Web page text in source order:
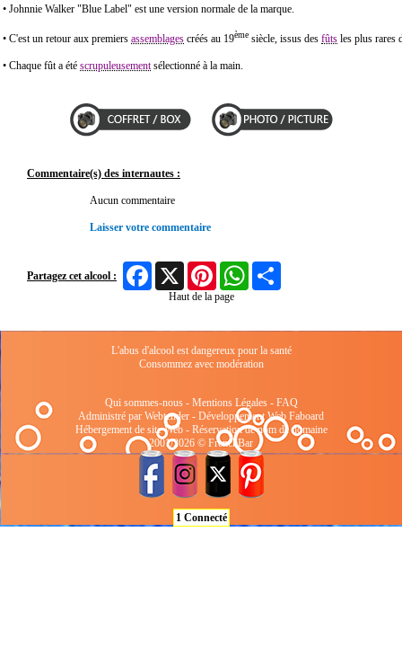
• Johnnie Walker "Blue Label" est une version normale de la marque.
• C'est un retour aux premiers assemblages créés au 19ème siècle, issus des fûts les plus rares
• Chaque fût a été scrupuleusementsélectionné à la main.
Commentaire(s) des internautes :
Aucun commentaire
Laisser votre commentaire
Partagez cet alcool :
FacebookX Pinterest WhatsApp
Haut de la page
L'abus d'alcool est dangereux pour la santé
Consommez avec modération
Qui sommes-nous- Mentions Légales- FAQ
Administré par Webtender - Développement Web Faboard
Hébergement de site Web- Réservation de nom de domaine
2001/2026 © FrenchBar
1 Connecté